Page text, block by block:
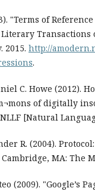
"Terms of
Transactions
2015. http://
.
C. Howe (2012).
of digitally
[Natural
R. (2004).
MA: The
(2009). "Google’s